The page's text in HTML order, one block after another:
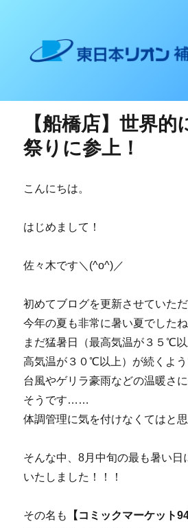
東日本リオン 補聴器ブ
【船橋店】世界的
祭りに参上！
こんにちは。
はじめまして！
佐々木です＼(^o^)／
初めてブログを更新させていただ
今年の夏も非常に暑い夏でした
まだ猛暑日（最高気温が３５℃
高気温が３０℃以上）が続くよ
台風やゲリラ豪雨などの温暖さ
そうです……
体調管理に気を付けなくてはと
そんな中、8月中旬の最も暑い日
いたしました！！！
その名も 【コミックマーケット94